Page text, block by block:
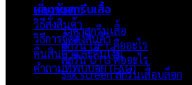
ผลงานสกรีนเสื้อ
ราคาสกรีนเสื้อ
สกรีน DFT คืออะไร
สกรีน DTG คืออะไร
Silk screen สกรีนเสื้อบล็อก
เกี่ยวกับเรา
วิธีสั่งสินค้า
วิธีการจัดส่งสินค้า
คืนสินค้าและคืนเงิน
คำถามที่พบบ่อย (FAQ)